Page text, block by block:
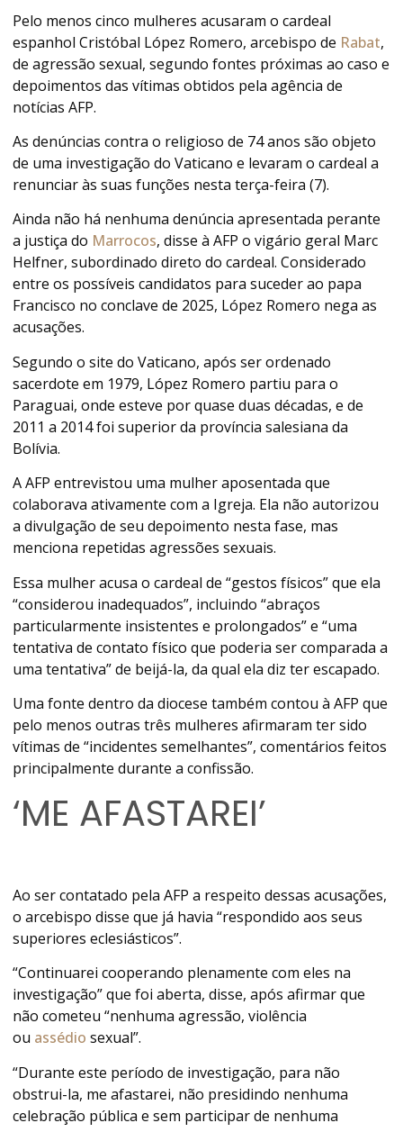
Pelo menos cinco mulheres acusaram o cardeal
espanhol Cristóbal López Romero, arcebispo de Rabat,
de agressão sexual, segundo fontes próximas ao caso e
depoimentos das vítimas obtidos pela agência de
notícias AFP.
As denúncias contra o religioso de 74 anos são objeto
de uma investigação do Vaticano e levaram o cardeal a
renunciar às suas funções nesta terça-feira (7).
Ainda não há nenhuma denúncia apresentada perante
a justiça do Marrocos, disse à AFP o vigário geral Marc
Helfner, subordinado direto do cardeal. Considerado
entre os possíveis candidatos para suceder ao papa
Francisco no conclave de 2025, López Romero nega as
acusações.
Segundo o site do Vaticano, após ser ordenado
sacerdote em 1979, López Romero partiu para o
Paraguai, onde esteve por quase duas décadas, e de
2011 a 2014 foi superior da província salesiana da
Bolívia.
A AFP entrevistou uma mulher aposentada que
colaborava ativamente com a Igreja. Ela não autorizou
a divulgação de seu depoimento nesta fase, mas
menciona repetidas agressões sexuais.
Essa mulher acusa o cardeal de “gestos físicos” que ela
“considerou inadequados”, incluindo “abraços
particularmente insistentes e prolongados” e “uma
tentativa de contato físico que poderia ser comparada a
uma tentativa” de beijá-la, da qual ela diz ter escapado.
Uma fonte dentro da diocese também contou à AFP que
pelo menos outras três mulheres afirmaram ter sido
vítimas de “incidentes semelhantes”, comentários feitos
principalmente durante a confissão.
‘ME AFASTAREI’
Ao ser contatado pela AFP a respeito dessas acusações,
o arcebispo disse que já havia “respondido aos seus
superiores eclesiásticos”.
“Continuarei cooperando plenamente com eles na
investigação” que foi aberta, disse, após afirmar que
não cometeu “nenhuma agressão, violência
ou assédio sexual”.
“Durante este período de investigação, para não
obstrui-la, me afastarei, não presidindo nenhuma
celebração pública e sem participar de nenhuma